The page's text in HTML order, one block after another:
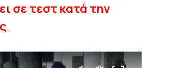
σε τεστ κατά την
.